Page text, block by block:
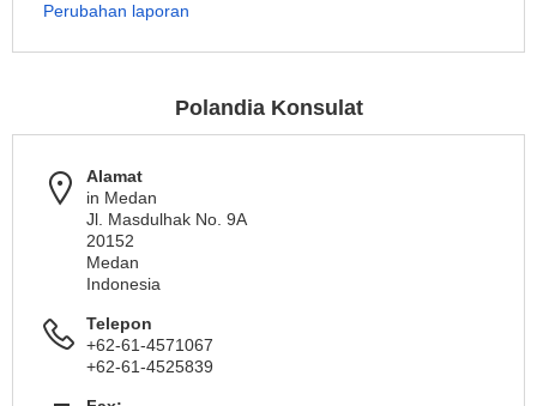
Perubahan laporan
Polandia Konsulat
Alamat
in Medan
Jl. Masdulhak No. 9A
20152
Medan
Indonesia
Telepon
+62-61-4571067
+62-61-4525839